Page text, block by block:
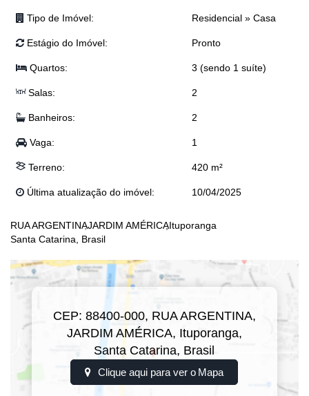
Tipo de Imóvel: Residencial » Casa
Estágio do Imóvel: Pronto
Quartos: 3 (sendo 1 suíte)
Salas: 2
Banheiros: 2
Vaga: 1
Terreno: 420 m²
Última atualização do imóvel: 10/04/2025
RUA ARGENTINAJARDIM AMÉRICAItuporanga
Santa Catarina, Brasil
CEP: 88400-000, RUA ARGENTINA,
JARDIM AMÉRICA, Ituporanga,
Santa Catarina, Brasil
Clique aqui para ver o Mapa